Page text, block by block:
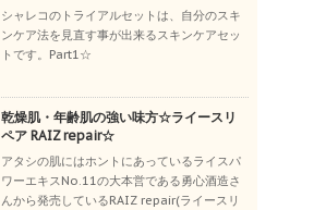
シャレコのトライアルセットは、自分のスキ
ンケア法を見直す事が出来るスキンケアセッ
トです。Part1☆
乾燥肌・年齢肌の強い味方☆ライースリ
ペア RAIZ repair☆
アタシの肌にはホントにあっているライスパ
ワーエキスNo.11の大本営である勇心酒造さ
んから発売しているRAIZ repair(ライースリ